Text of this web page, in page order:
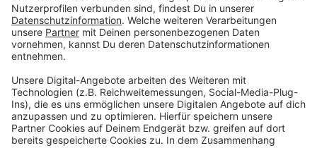
Leverkusener Stadtrat entscheidet über KI-Einsatz
Ein Monat Vollsperrung der A59 wegen Neubau der
Rheinbrücke
Anzeige